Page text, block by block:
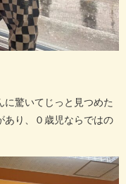
に驚いてじっと見つめた
あり、０歳児ならではの